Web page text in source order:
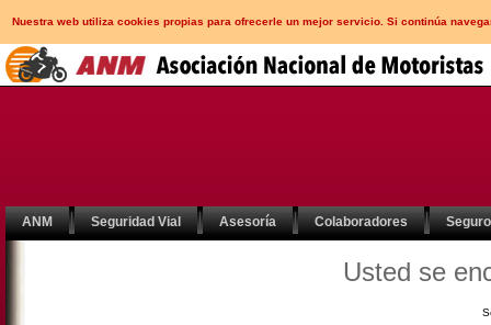
Nuestra web utiliza cookies propias para ofrecerle un mejor servicio. Si continúa
ANM Seguridad Vial Asesoría Colaboradores
Usted se